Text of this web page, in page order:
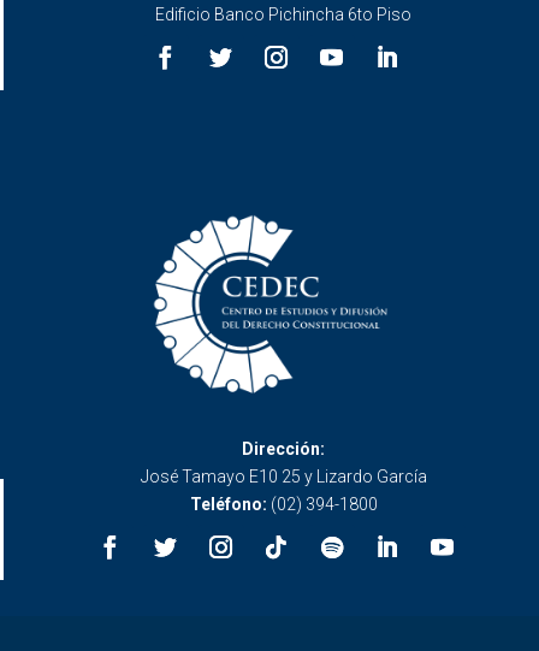
Edificio Banco Pichincha 6to Piso
Dirección:
José Tamayo E10 25 y Lizardo García
Teléfono: (02) 394-1800